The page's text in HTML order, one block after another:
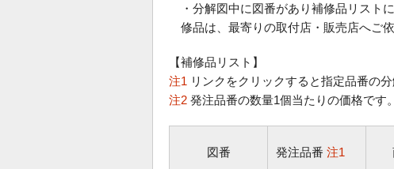
・分解図中に図番があり補修品リスト
修品は、最寄りの取付店・販売店へご
【補修品リスト】
注1 リンクをクリックすると指定品番の
注2 発注品番の数量1個当たりの価格です。
図番 発注品番 注1